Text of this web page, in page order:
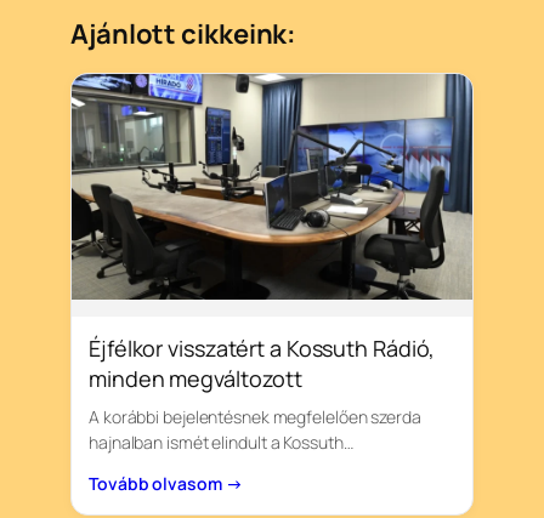
Ajánlott cikkeink:
Éjfélkor visszatért a Kossuth Rádió,
minden megváltozott
A korábbi bejelentésnek megfelelően szerda
hajnalban ismét elindult a Kossuth…
Tovább olvasom →